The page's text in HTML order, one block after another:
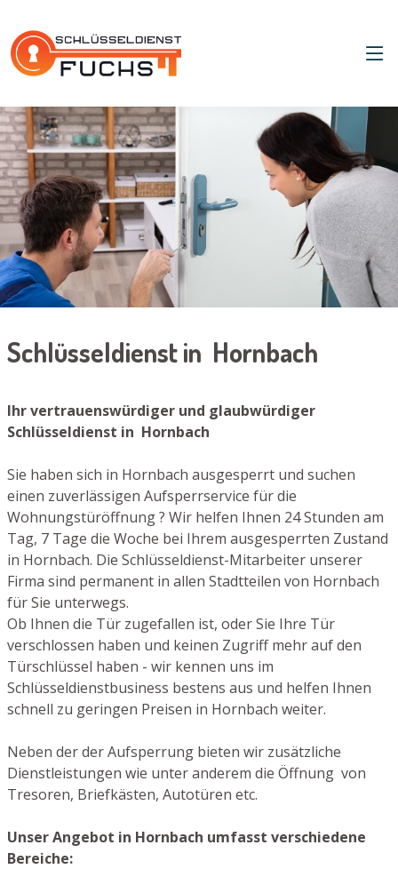
Schlüsseldienst in Hornbach
Ihr vertrauenswürdiger und glaubwürdiger
Schlüsseldienst in Hornbach
Sie haben sich in Hornbach ausgesperrt und suchen
einen zuverlässigen Aufsperrservice für die
Wohnungstüröffnung ? Wir helfen Ihnen 24 Stunden am
Tag, 7 Tage die Woche bei Ihrem ausgesperrten Zustand
in Hornbach. Die Schlüsseldienst-Mitarbeiter unserer
Firma sind permanent in allen Stadtteilen von Hornbach
für Sie unterwegs.
Ob Ihnen die Tür zugefallen ist, oder Sie Ihre Tür
verschlossen haben und keinen Zugriff mehr auf den
Türschlüssel haben - wir kennen uns im
Schlüsseldienstbusiness bestens aus und helfen Ihnen
schnell zu geringen Preisen in Hornbach weiter.
Neben der der Aufsperrung bieten wir zusätzliche
Dienstleistungen wie unter anderem die Öffnung von
Tresoren, Briefkästen, Autotüren etc.
Unser Angebot in Hornbach umfasst verschiedene
Bereiche: